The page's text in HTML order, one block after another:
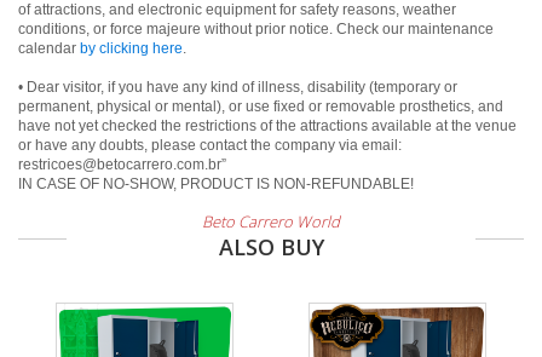
of attractions, and electronic equipment for safety reasons, weather
conditions, or force majeure without prior notice. Check our maintenance
calendar by clicking here.
• Dear visitor, if you have any kind of illness, disability (temporary or
permanent, physical or mental), or use fixed or removable prosthetics, and
have not yet checked the restrictions of the attractions available at the venue
or have any doubts, please contact the company via email:
restricoes@betocarrero.com.br”
IN CASE OF NO-SHOW, PRODUCT IS NON-REFUNDABLE!
Beto Carrero World
ALSO BUY